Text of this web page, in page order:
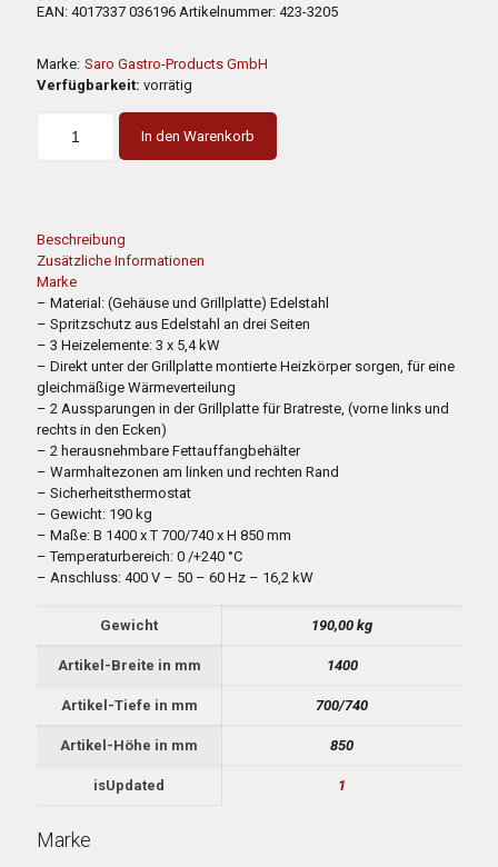
EAN: 4017337 036196 Artikelnummer: 423-3205
Marke: Saro Gastro-Products GmbH
Verfügbarkeit: vorrätig
In den Warenkorb
Beschreibung
Zusätzliche Informationen
Marke
– Material: (Gehäuse und Grillplatte) Edelstahl
– Spritzschutz aus Edelstahl an drei Seiten
– 3 Heizelemente: 3 x 5,4 kW
– Direkt unter der Grillplatte montierte Heizkörper sorgen, für eine
gleichmäßige Wärmeverteilung
– 2 Aussparungen in der Grillplatte für Bratreste, (vorne links und
rechts in den Ecken)
– 2 herausnehmbare Fettauffangbehälter
– Warmhaltezonen am linken und rechten Rand
– Sicherheitsthermostat
– Gewicht: 190 kg
– Maße: B 1400 x T 700/740 x H 850 mm
– Temperaturbereich: 0 /+240 °C
– Anschluss: 400 V – 50 – 60 Hz – 16,2 kW
Gewicht 190,00 kg
Artikel-Breite in mm 1400
Artikel-Tiefe in mm 700/740
Artikel-Höhe in mm 850
isUpdated 1
Marke